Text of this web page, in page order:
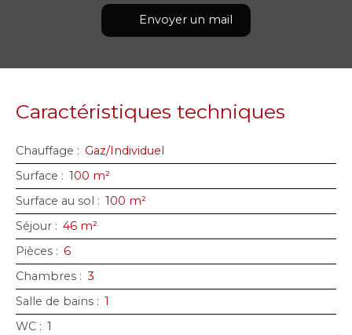
Envoyer un mail
Caractéristiques techniques
Chauffage : Gaz/Individuel
Surface : 100 m²
Surface au sol : 100 m²
Séjour : 46 m²
Pièces : 6
Chambres : 3
Salle de bains : 1
WC : 1